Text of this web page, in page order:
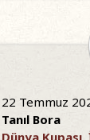
22 Temmuz
Tanıl Bora
Dünya